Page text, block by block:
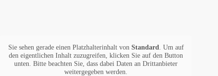
Sie sehen gerade einen Platzhalterinhalt von Standard
. Um auf
den eigentlichen Inhalt zuzugreifen, klicken Sie auf den Button
unten. Bitte beachten Sie, dass dabei Daten an Drittanbieter
weitergegeben werden.